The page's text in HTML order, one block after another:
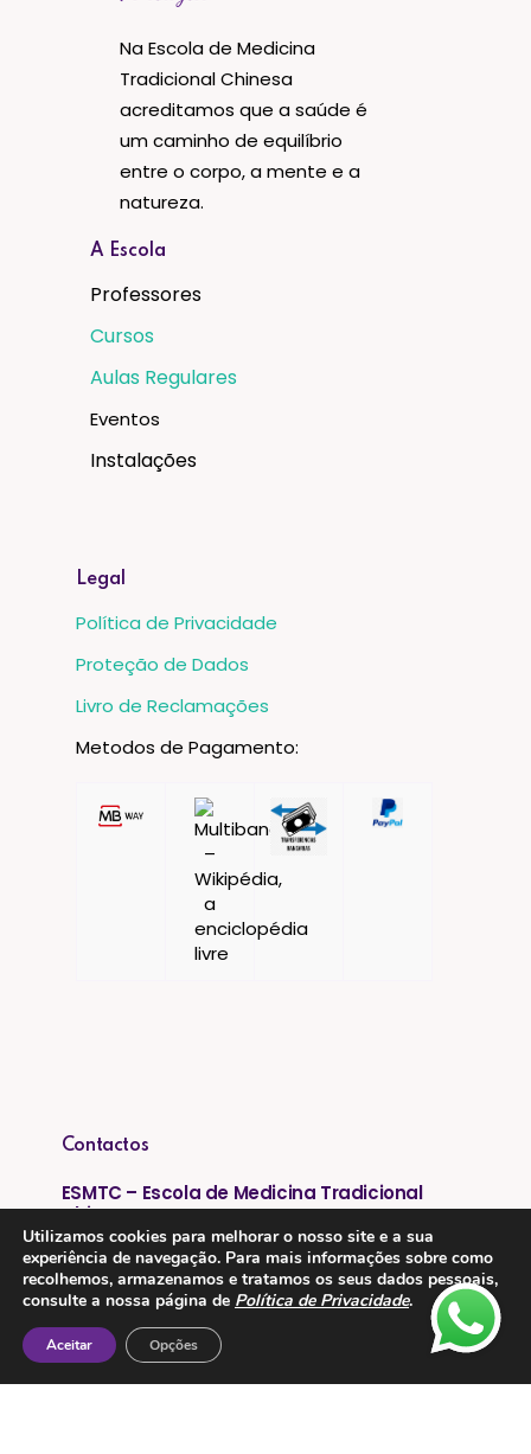
Na Escola de Medicina
Tradicional Chinesa
acreditamos que a saúde é
um caminho de equilíbrio
entre o corpo, a mente e a
natureza.
A Escola
Professores
Cursos
Aulas Regulares
Eventos
Instalações
Legal
Política de Privacidade
Proteção de Dados
Livro de Reclamações
Metodos de Pagamento:
Contactos
ESMTC – Escola de Medicina Tradicional
Chinesa
Rua de Dona Estefânia nº 175 1000-154 Lisboa
Tel: + 351 213 475 605
e-mail: esmtc@esmtc.pt
Utilizamos cookies para melhorar o nosso site e a sua
experiência de navegação. Para mais informações sobre como
recolhemos, armazenamos e tratamos os seus dados pessoais,
consulte a nossa página de Política de Privacidade.
Aceitar Opções